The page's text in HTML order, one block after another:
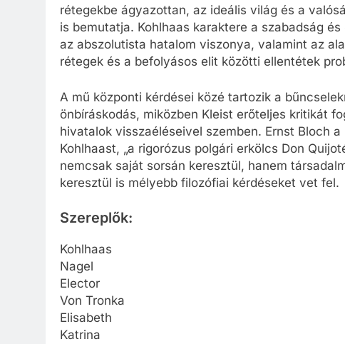
rétegekbe ágyazottan, az ideális világ és a
is bemutatja. Kohlhaas karaktere a szabadság
az abszolutista hatalom viszonya, valamint az
rétegek és a befolyásos elit közötti ellentétek
A mű központi kérdései közé tartozik a
önbíráskodás, miközben Kleist erőteljes kritikát
hivatalok visszaéléseivel szemben. Ernst Bloch
Kohlhaast, „a rigorózus polgári erkölcs Don
nemcsak saját sorsán keresztül, hanem
keresztül is mélyebb filozófiai kérdéseket vet fel.
Szereplők:
Kohlhaas
Nagel
Elector
Von Tronka
Elisabeth
Katrina